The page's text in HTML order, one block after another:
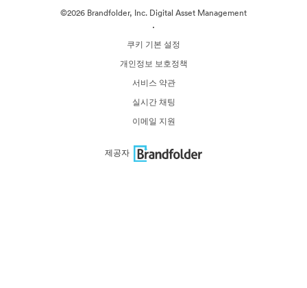
©2026 Brandfolder, Inc. Digital Asset Management
·
쿠키 기본 설정
개인정보 보호정책
서비스 약관
실시간 채팅
이메일 지원
제공자